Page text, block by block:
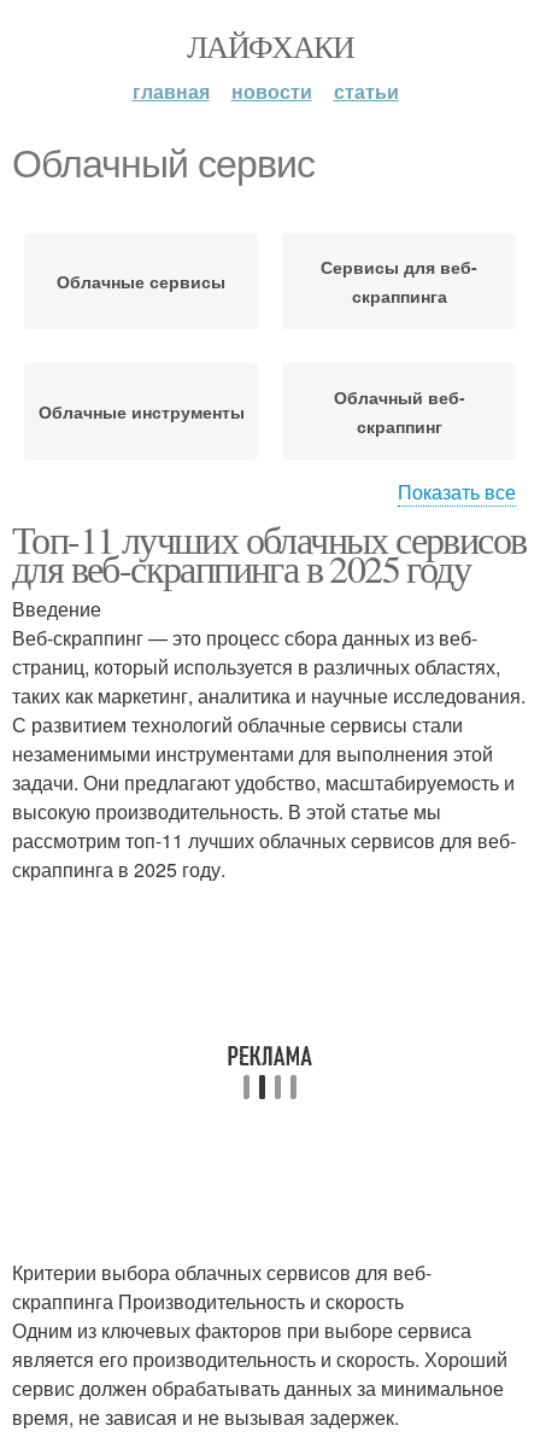
ЛАЙФХАКИ
главная новости статьи
Облачный сервис
Облачные сервисы
Сервисы для веб-
скраппинга
Облачные инструменты
Облачный веб-
скраппинг
Сервис для скраппинга Облачные провайдеры
Показать все
Топ-11 лучших облачных сервисов
для веб-скраппинга в 2025 году
Введение
Веб-скраппинг — это процесс сбора данных из веб-
страниц, который используется в различных областях,
таких как маркетинг, аналитика и научные исследования.
С развитием технологий облачные сервисы стали
незаменимыми инструментами для выполнения этой
задачи. Они предлагают удобство, масштабируемость и
высокую производительность. В этой статье мы
рассмотрим топ-11 лучших облачных сервисов для веб-
скраппинга в 2025 году.
Критерии выбора облачных сервисов для веб-
скраппинга Производительность и скорость
Одним из ключевых факторов при выборе сервиса
является его производительность и скорость. Хороший
сервис должен обрабатывать данных за минимальное
время, не зависая и не вызывая задержек.